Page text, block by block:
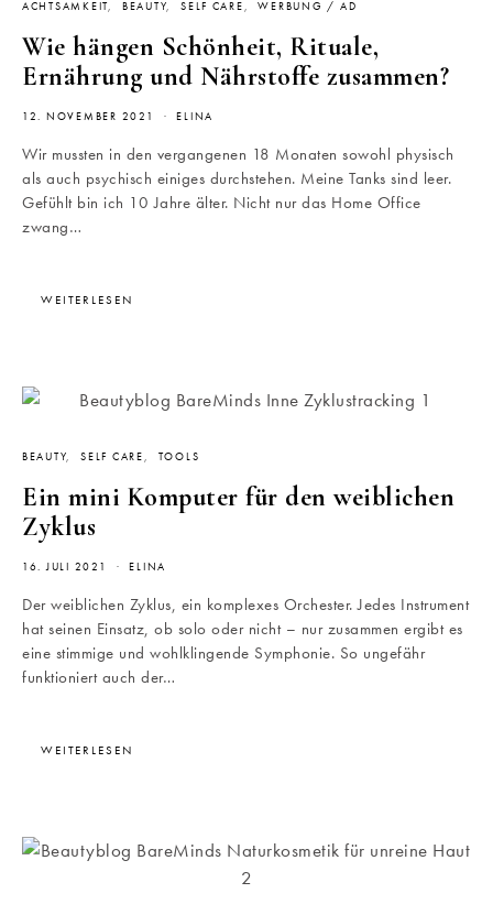
ACHTSAMKEIT BEAUTY SELF CARE WERBUNG / AD
Wie hängen Schönheit, Rituale,
Ernährung und Nährstoffe zusammen?
12. NOVEMBER 2021 ELINA
Wir mussten in den vergangenen 18 Monaten sowohl physisch
als auch psychisch einiges durchstehen. Meine Tanks sind leer.
Gefühlt bin ich 10 Jahre älter. Nicht nur das Home Office
zwang…
WEITERLESEN
BEAUTY SELF CARE TOOLS
Ein mini Komputer für den weiblichen
Zyklus
16. JULI 2021 ELINA
Der weiblichen Zyklus, ein komplexes Orchester. Jedes Instrument
hat seinen Einsatz, ob solo oder nicht – nur zusammen ergibt es
eine stimmige und wohlklingende Symphonie. So ungefähr
funktioniert auch der…
WEITERLESEN